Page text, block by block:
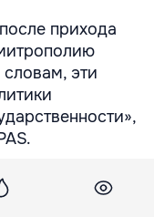
прихода
эти